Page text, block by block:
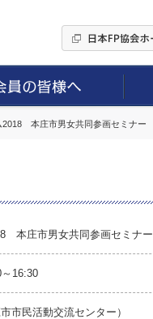
2018 本庄市男女共同参画セミナー
本庄市男女共同参画セミナー
16:30
市民活動交流センター）